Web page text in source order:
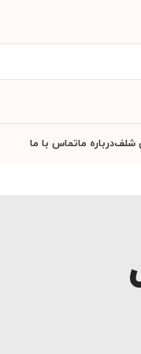
شلفدرباره ماتماس با ما